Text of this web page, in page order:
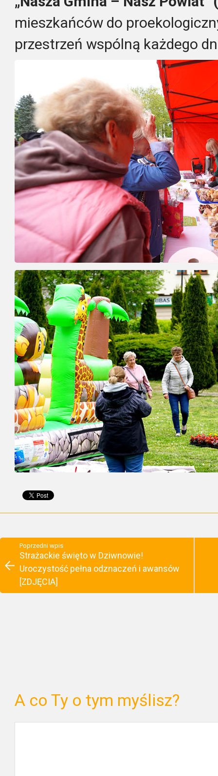
mieszkańców do
przestrzeń wspólną każdego
Poprzedni wpis
Strażackie święto w Dziwnowie!
Uroczystość pełna odznaczeń i awansów
[ZDJĘCIA]
A co Ty o tym myślisz?